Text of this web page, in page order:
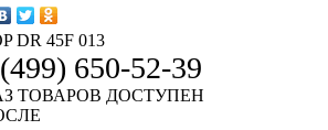
DR 45F 013
650-52-39
ТОВАРОВ ДОСТУПЕН